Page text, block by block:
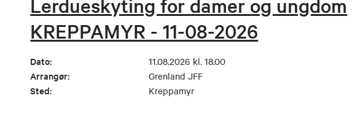
Lerdueskyting for damer og ungdom
KREPPAMYR - 11-08-2026
Dato: 11.08.2026 kl. 18.00
Arrangør: Grenland JFF
Sted: Kreppamyr